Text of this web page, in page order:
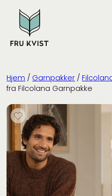
content
Hjem / Garnpakker /
fra Filcolana Garnpakke